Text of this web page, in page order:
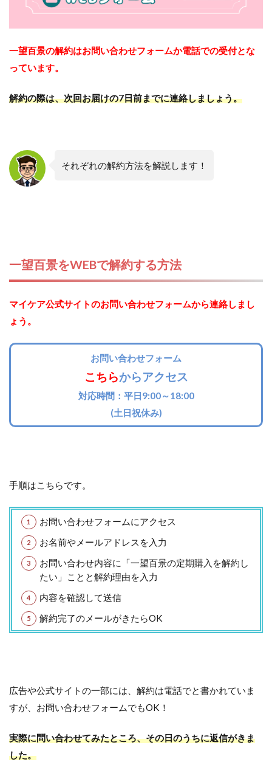
一望百景の解約はお問い合わせフォームか電話での受付とな
っています。
解約の際は、次回お届けの7日前までに連絡しましょう。
それぞれの解約方法を解説します！
一望百景をWEBで解約する方法
マイケア公式サイトのお問い合わせフォームから連絡しまし
ょう。
お問い合わせフォーム
こちらからアクセス
対応時間：平日9:00～18:00
(土日祝休み)
手順はこちらです。
お問い合わせフォームにアクセス
お名前やメールアドレスを入力
お問い合わせ内容に「一望百景の定期購入を解約し
たい」ことと解約理由を入力
内容を確認して送信
解約完了のメールがきたらOK
広告や公式サイトの一部には、解約は電話でと書かれていま
すが、お問い合わせフォームでもOK！
実際に問い合わせてみたところ、その日のうちに返信がきま
した。